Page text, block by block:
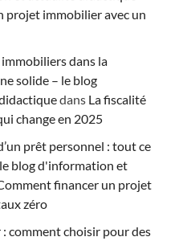
projet immobilier avec un
dans la
solide – le blog
dans La fiscalité
change en 2025
prêt personnel : tout ce
blog d'information et
financer un projet
zéro
comment choisir pour des